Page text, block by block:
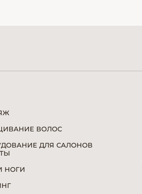
ВОЛОС
ДЛЯ САЛОНОВ
НОГИ